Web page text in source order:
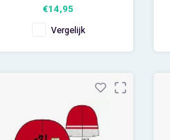
mouwen en een lange broek.
Materiaal: 95% katoen en 2%
€14,95
Vergelijk